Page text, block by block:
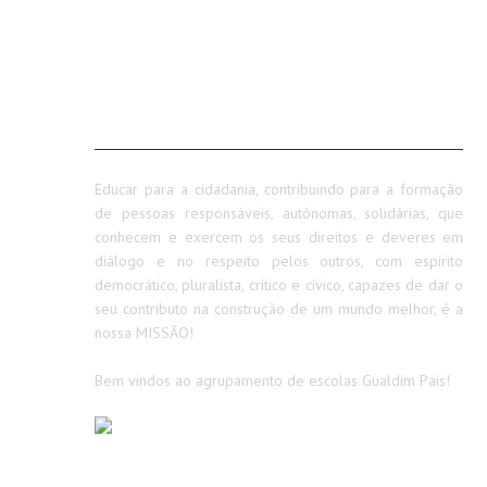
Educar para a cidadania, contribuindo para a formação
de pessoas responsáveis, autónomas, solidárias, que
conhecem e exercem os seus direitos e deveres em
diálogo e no respeito pelos outros, com espírito
democrático, pluralista, crítico e cívico, capazes de dar o
seu contributo na construção de um mundo melhor, é a
nossa MISSÃO!
Bem vindos ao agrupamento de escolas Gualdim Pais!